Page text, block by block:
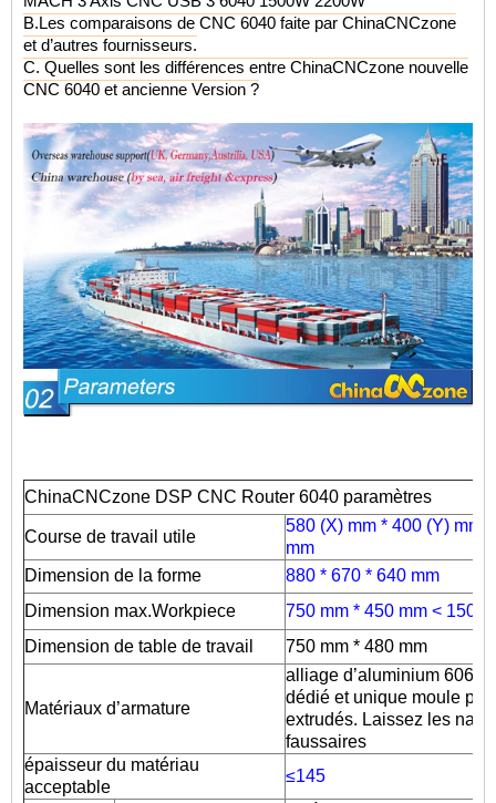
B.Les comparaisons de CNC 6040 faite par ChinaCNCzone
et d’autres fournisseurs.
C. Quelles sont les différences entre ChinaCNCzone nouvelle
CNC 6040 et ancienne Version ?
ChinaCNCzone DSP CNC Router 6040 paramètres
Course de travail utile
580 (X) mm * 400 (Y) mm
mm
Dimension de la forme
880 * 670 * 640 mm
Dimension max.Workpiece
750 mm * 450 mm <
Dimension de table de travail
750 mm * 480 mm
Matériaux d’armature
alliage d’aluminium 6063
dédié et unique moule
extrudés. Laissez les
faussaires
épaisseur du matériau
acceptable
≤145